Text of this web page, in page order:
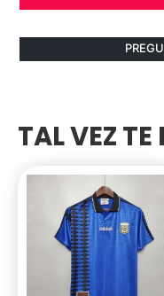
TAL VEZ